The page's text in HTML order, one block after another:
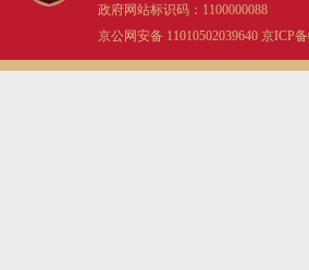
政府网站标识码：1100000088
京公网安备 11010502039640 京ICP